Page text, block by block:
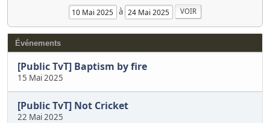
à
Événements
[Public TvT] Baptism by fire
15 Mai 2025
[Public TvT] Not Cricket
22 Mai 2025